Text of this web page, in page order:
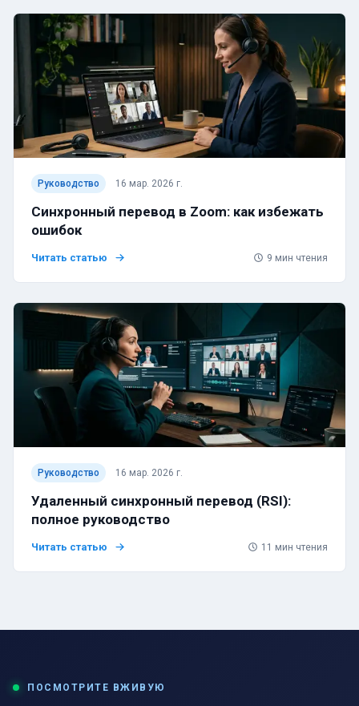
Руководство 16 мар. 2026 г.
Синхронный перевод в Zoom: как избежать
ошибок
Читать статью 9 мин чтения
Руководство 16 мар. 2026 г.
Удаленный синхронный перевод (RSI):
полное руководство
Читать статью 11 мин чтения
ПОСМОТРИТЕ ВЖИВУЮ